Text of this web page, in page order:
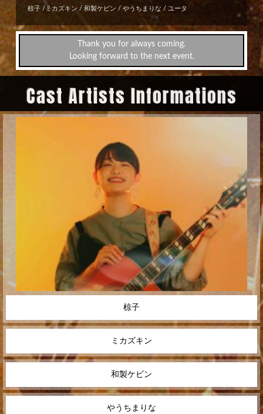
椋子 /ミカズキン / 和製ケビン / やうちまりな / ユータ
Thank you for always coming.
Looking forward to the next event.
Cast Artists Informations
椋子
ミカズキン
和製ケビン
やうちまりな